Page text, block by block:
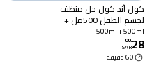
كول آند كول جل منظف
لجسم الطفل 500مل +
500مل مجانا
500ml + 500ml
28
.
00
SAR
60 دقيقة